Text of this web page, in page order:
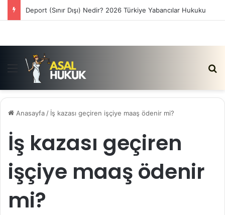
Satış Vaadi Sözleşmesi İptali Nedir?
Menü
Anasayfa / İş kazası geçiren işçiye maaş ödenir mi?
İş kazası geçiren
işçiye maaş ödenir
mi?